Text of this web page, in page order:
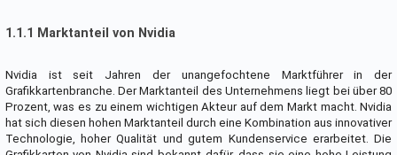
1.1.1 Marktanteil von Nvidia
Nvidia ist seit Jahren der unangefochtene Marktführer in der
Grafikkartenbranche. Der Marktanteil des Unternehmens liegt bei über 80
Prozent, was es zu einem wichtigen Akteur auf dem Markt macht. Nvidia
hat sich diesen hohen Marktanteil durch eine Kombination aus innovativer
Technologie, hoher Qualität und gutem Kundenservice erarbeitet. Die